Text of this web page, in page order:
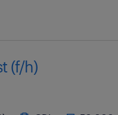
(f/h)